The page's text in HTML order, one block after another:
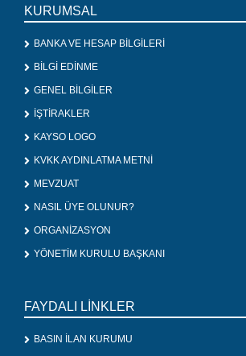
KURUMSAL
BANKA VE HESAP BİLGİLERİ
BİLGİ EDİNME
GENEL BİLGİLER
İŞTİRAKLER
KAYSO LOGO
KVKK AYDINLATMA METNİ
MEVZUAT
NASIL ÜYE OLUNUR?
ORGANİZASYON
YÖNETİM KURULU BAŞKANI
FAYDALI LİNKLER
BASIN İLAN KURUMU